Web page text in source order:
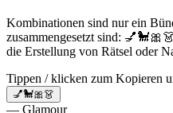
Kombinationen sind nur ein
zusammengesetzt sind:
die Erstellung von Rätsel oder
Tippen / klicken zum Kopieren
💅🐩🎀👗
— Glamour